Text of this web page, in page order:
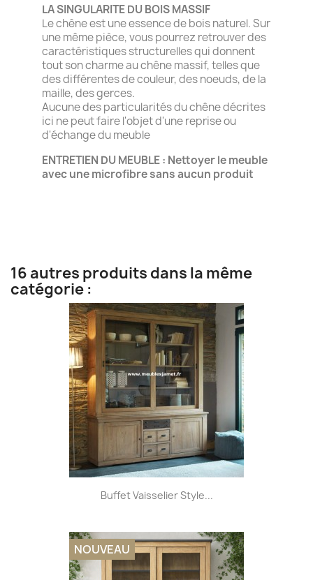
LA SINGULARITE DU BOIS MASSIF
Le chêne est une essence de bois naturel. Sur
une même pièce, vous pourrez retrouver des
caractéristiques structurelles qui donnent
tout son charme au chêne massif, telles que
des différentes de couleur, des noeuds, de la
maille, des gerces.
Aucune des particularités du chêne décrites
ici ne peut faire l'objet d'une reprise ou
d'échange du meuble
ENTRETIEN DU MEUBLE : Nettoyer le meuble
avec une microfibre sans aucun produit
16 autres produits dans la même
catégorie :
Buffet Vaisselier Style...
NOUVEAU